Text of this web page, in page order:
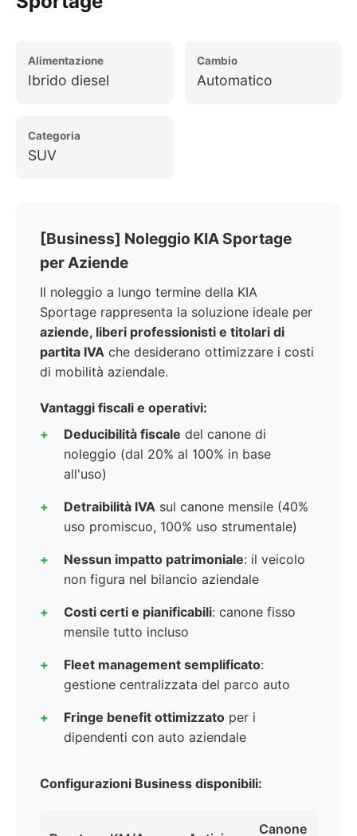
Alimentazione
Ibrido diesel
Cambio
Automatico
Categoria
SUV
[Business] Noleggio KIA Sportage
per Aziende
Il noleggio a lungo termine della KIA
Sportage rappresenta la soluzione ideale per
aziende, liberi professionisti e titolari di
partita IVA che desiderano ottimizzare i costi
di mobilità aziendale.
Vantaggi fiscali e operativi:
Deducibilità fiscale del canone di
noleggio (dal 20% al 100% in base
all'uso)
Detraibilità IVA sul canone mensile (40%
uso promiscuo, 100% uso strumentale)
Nessun impatto patrimoniale: il veicolo
non figura nel bilancio aziendale
Costi certi e pianificabili: canone fisso
mensile tutto incluso
Fleet management semplificato:
gestione centralizzata del parco auto
Fringe benefit ottimizzato per i
dipendenti con auto aziendale
Configurazioni Business disponibili:
Canone